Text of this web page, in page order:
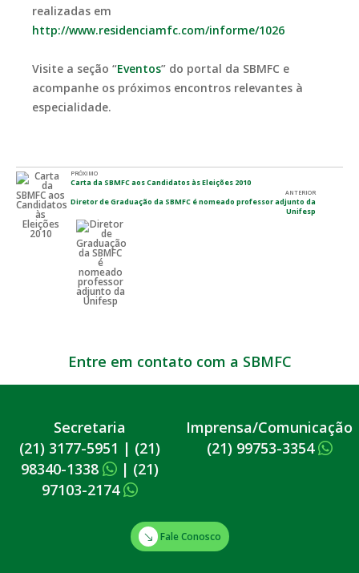
realizadas em
http://www.residenciamfc.com/informe/1026
Visite a seção “Eventos” do portal da SBMFC e
acompanhe os próximos encontros relevantes à
especialidade.
PRÓXIMO
Carta da SBMFC aos Candidatos às Eleições 2010
ANTERIOR
Diretor de Graduação da SBMFC é nomeado professor adjunto da
Unifesp
Entre em contato com a SBMFC
Secretaria
(21) 3177-5951 | (21)
98340-1338
| (21)
97103-2174
Imprensa/Comunicação
(21) 99753-3354
Fale Conosco